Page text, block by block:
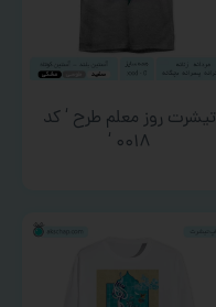
تیشرت روز معلم طرح ‘ کد
۰۰۱۸ ‘